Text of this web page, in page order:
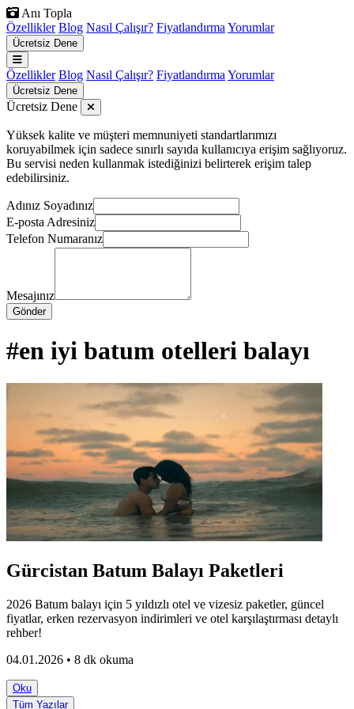
Anı Topla
Özellikler Blog Nasıl Çalışır? Fiyatlandırma Yorumlar
Ücretsiz Dene
Özellikler Blog Nasıl Çalışır? Fiyatlandırma Yorumlar
Ücretsiz Dene
Ücretsiz Dene
Yüksek kalite ve müşteri memnuniyeti standartlarımızı
koruyabilmek için sadece sınırlı sayıda kullanıcıya erişim sağlıyoruz.
Bu servisi neden kullanmak istediğinizi belirterek erişim talep
edebilirsiniz.
Adınız Soyadınız
E-posta Adresiniz
Telefon Numaranız
Mesajınız
Gönder
#en iyi batum otelleri balayı
Gürcistan Batum Balayı Paketleri
2026 Batum balayı için 5 yıldızlı otel ve vizesiz paketler, güncel
fiyatlar, erken rezervasyon indirimleri ve otel karşılaştırması detaylı
rehber!
04.01.2026 • 8 dk okuma
Oku
Tüm Yazılar